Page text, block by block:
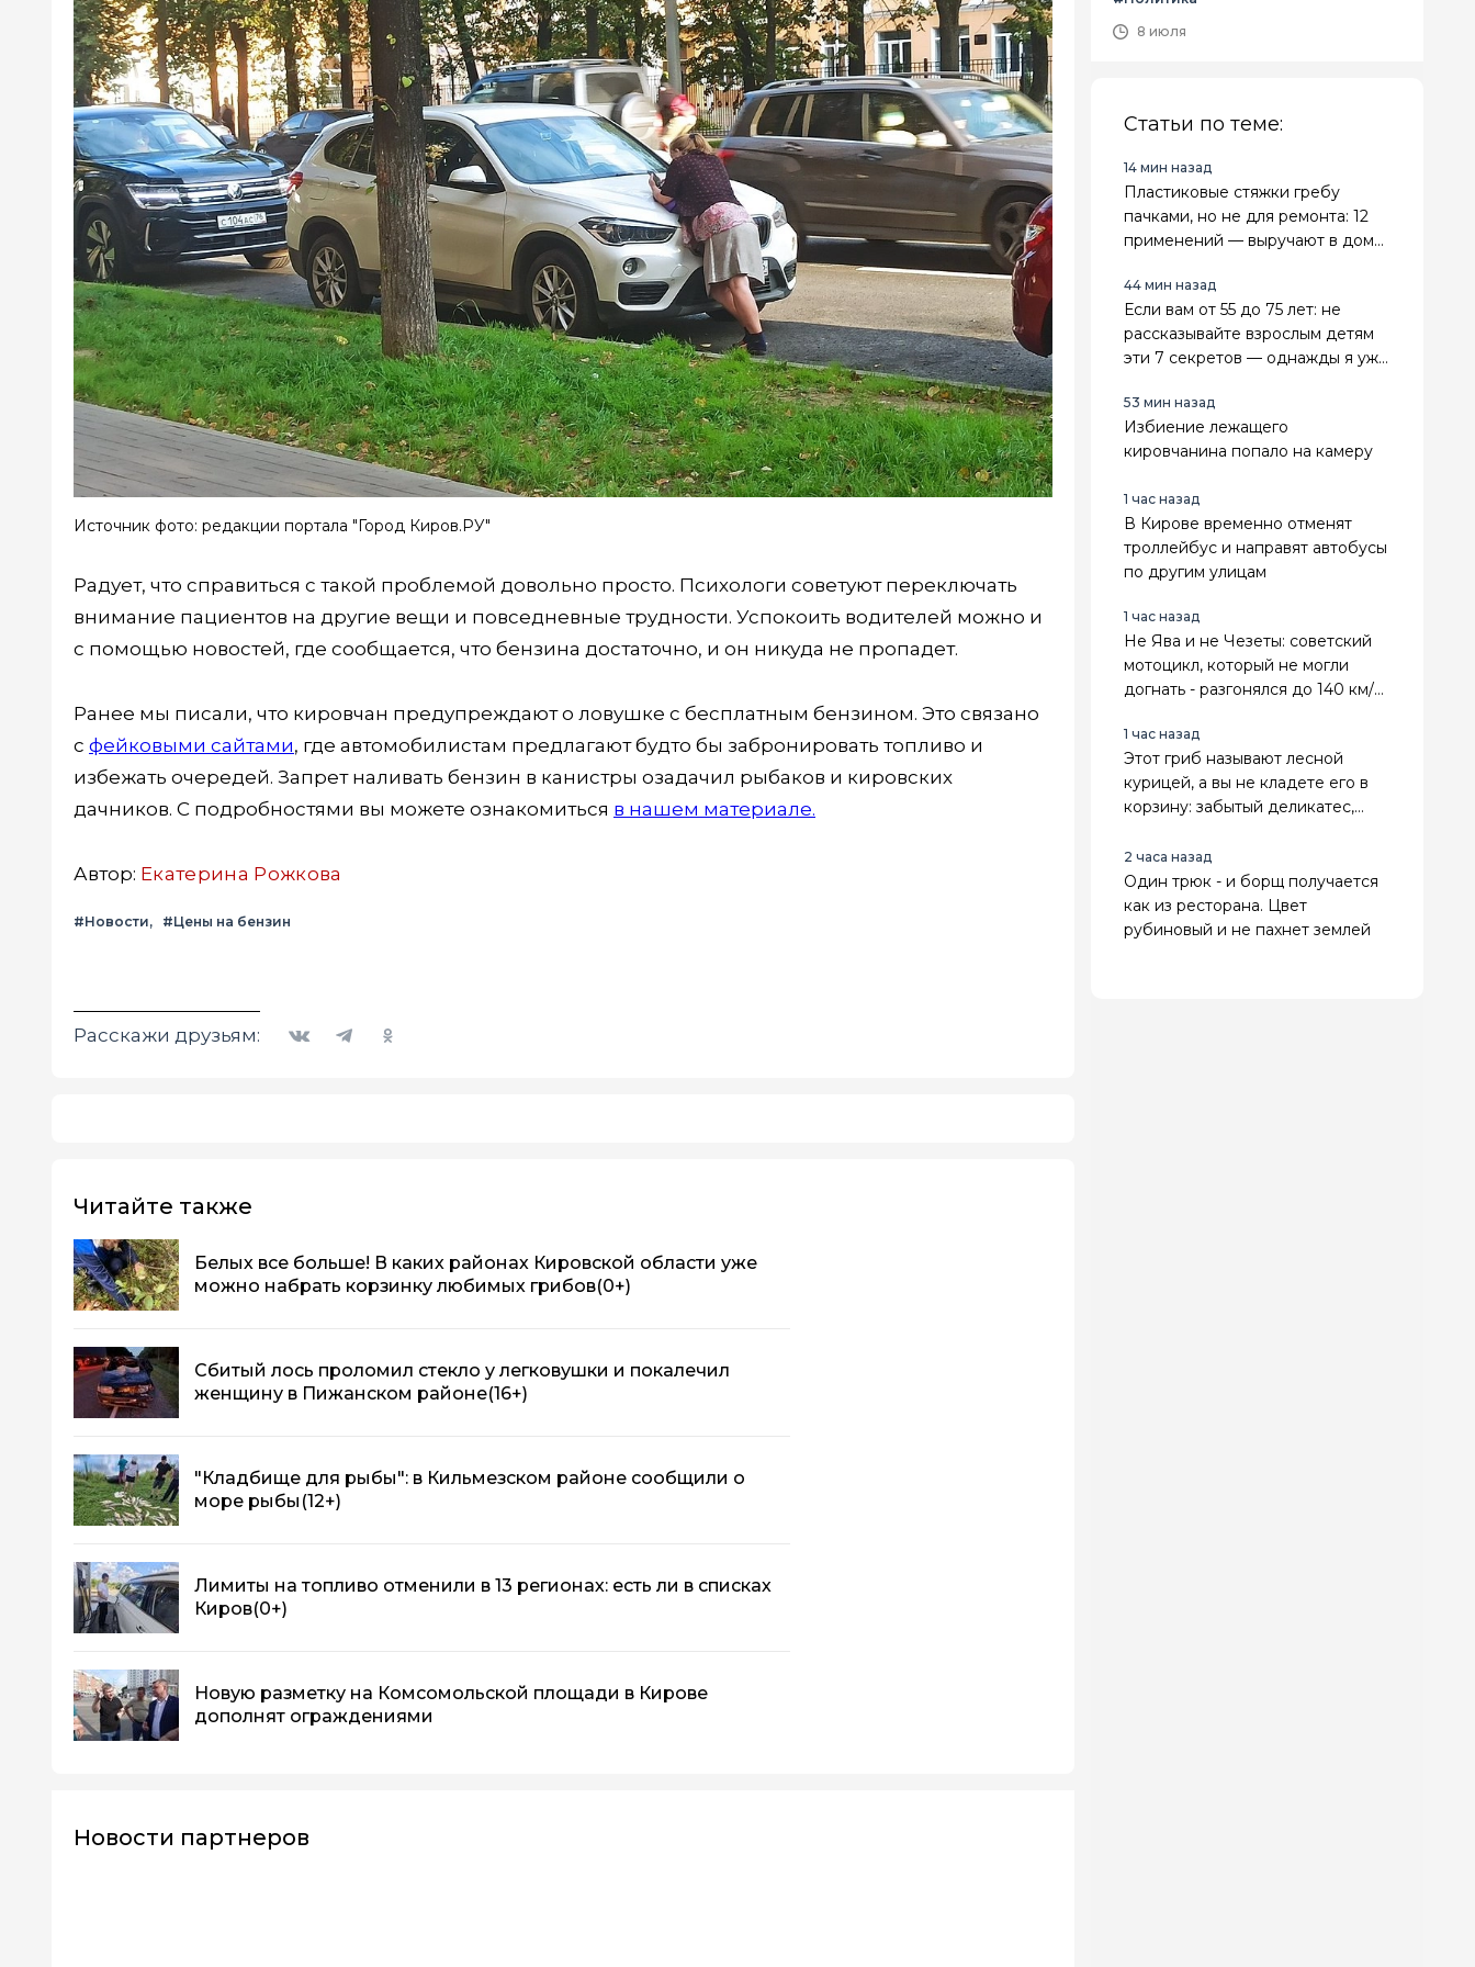
Источник фото: редакции портала "Город Киров.РУ"
Радует, что справиться с такой проблемой довольно просто. Психологи советуют переключать
внимание пациентов на другие вещи и повседневные трудности. Успокоить водителей можно и
с помощью новостей, где сообщается, что бензина достаточно, и он никуда не пропадет.
Ранее мы писали, что кировчан предупреждают о ловушке с бесплатным бензином. Это связано
с фейковыми сайтами, где автомобилистам предлагают будто бы забронировать топливо и
избежать очередей. Запрет наливать бензин в канистры озадачил рыбаков и кировских
дачников. С подробностями вы можете ознакомиться в нашем материале.
Автор: Екатерина Рожкова
#Новости #Цены на бензин
Расскажи друзьям:
Читайте также
Белых все больше! В каких районах Кировской области уже
можно набрать корзинку любимых грибов(0+)
Сбитый лось проломил стекло у легковушки и покалечил
женщину в Пижанском районе(16+)
"Кладбище для рыбы": в Кильмезском районе сообщили о
море рыбы (12+)
Лимиты на топливо отменили в 13 регионах: есть ли в списках
Киров(0+)
Новую разметку на Комсомольской площади в Кирове
дополнят ограждениями
Новости партнеров
8 июля
Статьи по теме:
14 мин назад
Пластиковые стяжки гребу
пачками, но не для ремонта: 12
применений — выручают в доме
44 мин назад
Если вам от 55 до 75 лет: не
рассказывайте взрослым детям
эти 7 секретов — однажды я уже
53 мин назад
Избиение лежащего
кировчанина попало на камеру
1 час назад
В Кирове временно отменят
троллейбус и направят автобусы
по другим улицам
1 час назад
Не Ява и не Чезеты: советский
мотоцикл, который не могли
догнать - разгонялся до 140 км/ч.
1 час назад
Этот гриб называют лесной
курицей, а вы не кладете его в
корзину: забытый деликатес,
2 часа назад
Один трюк - и борщ получается
как из ресторана. Цвет
рубиновый и не пахнет землей